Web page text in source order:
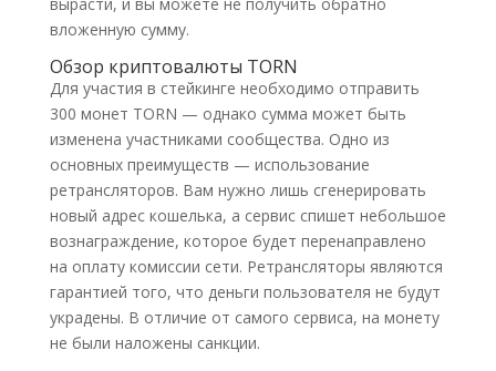
вложенную сумму.
Обзор криптовалюты TORN
Для участия в стейкинге необходимо отправить
300 монет TORN — однако сумма может быть
изменена участниками сообщества. Одно из
основных преимуществ — использование
ретрансляторов. Вам нужно лишь сгенерировать
новый адрес кошелька, а сервис спишет небольшое
вознаграждение, которое будет перенаправлено
на оплату комиссии сети. Ретрансляторы являются
гарантией того, что деньги пользователя не будут
украдены. В отличие от самого сервиса, на монету
не были наложены санкции.